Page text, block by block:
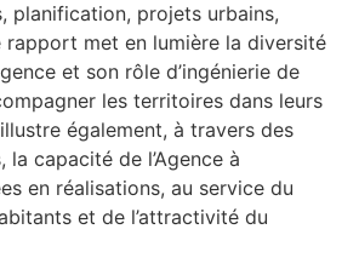
planification, projets urbains,
rapport met en lumière la diversité
et son rôle d’ingénierie de
les territoires dans leurs
également, à travers des
capacité de l’Agence à
en réalisations, au service du
et de l’attractivité du